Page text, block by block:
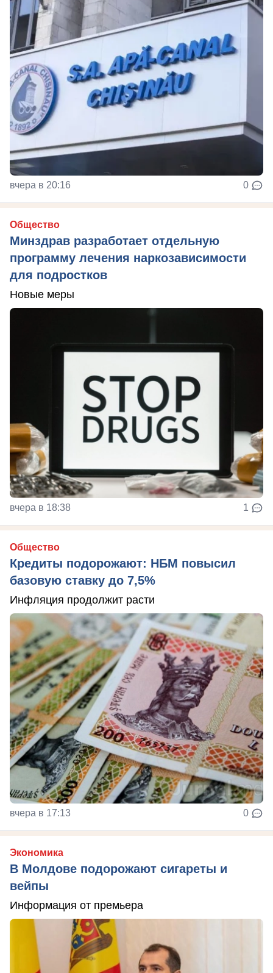
вчера в 20:16 0
Общество
Минздрав разработает отдельную
программу лечения наркозависимости
для подростков
Новые меры
вчера в 18:38 1
Общество
Кредиты подорожают: НБМ повысил
базовую ставку до 7,5%
Инфляция продолжит расти
вчера в 17:13 0
Экономика
В Молдове подорожают сигареты и
вейпы
Информация от премьера